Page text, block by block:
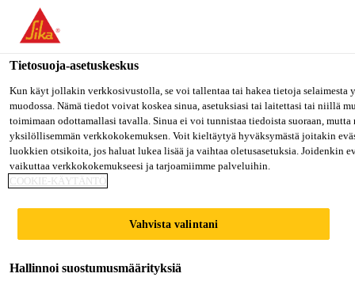
Olet menossa "Sika Finland", näyttää, että olet "Yhdysvallat".
oman maasi sivulle.
MENE SIKA USA
Sika Finland
Casco® SuperFix+
Mini
Vahva kosteuskovettuva asennusliima
Tietosuoja-asetuskeskus
Kun käyt jollakin verkkosivustolla, se voi tallentaa tai hakea tietoja selaimesta
muodossa. Nämä tiedot voivat koskea sinua, asetuksiasi tai laitettasi tai niillä
toimimaan odottamallasi tavalla. Sinua ei voi tunnistaa tiedoista suoraan,
yksilöllisemmän verkkokokemuksen. Voit kieltäytyä hyväksymästä joitakin
luokkien otsikoita, jos haluat lukea lisää ja vaihtaa oletusasetuksia. Joidenkin
vaikuttaa verkkokokemukseesi ja tarjoamiimme palveluihin.
COOKIE-KÄYTÄNTÖ
Vahvista valintani
Hallinnoi suostumusmäärityksiä